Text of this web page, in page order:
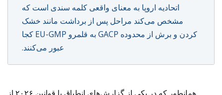
اتحادیه اروپا به معنای واقعی کلمه سندی است که
مشخص می‌کند مراحل پس از برداشت مانند خشک
کردن و برش از محدوده GACP به قلمرو EU-GMP کجا
عبور می‌کنند.